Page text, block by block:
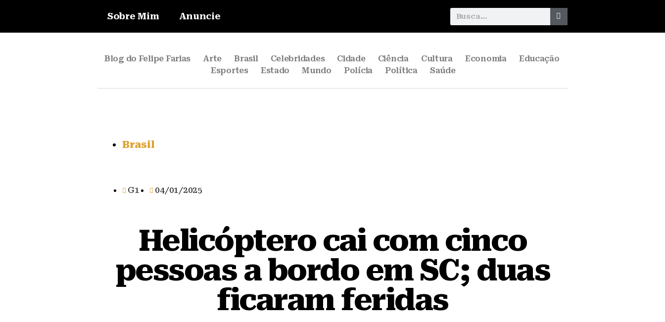
Sobre Mim Anuncie
Blog do Felipe Farias Arte Brasil Celebridades Cidade Ciência Cultura Economia
Educação
Esportes
Estado Mundo Polícia Política Saúde
Brasil
G1 04/01/2025
Helicóptero cai com cinco
pessoas a bordo em SC; duas
ficaram feridas